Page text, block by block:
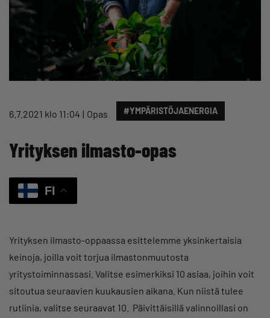
6.7.2021 klo 11:04 Opas #YMPÄRISTÖJAENERGIA
Yrityksen ilmasto-opas
FI
Yrityksen ilmasto-oppaassa esittelemme yksinkertaisia
keinoja, joilla voit torjua ilmastonmuutosta
yritystoiminnassasi. Valitse esimerkiksi 10 asiaa, joihin voit
sitoutua seuraavien kuukausien aikana. Kun niistä tulee
rutiinia, valitse seuraavat 10. Päivittäisillä valinnoillasi on